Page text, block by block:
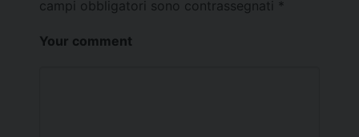
campi obbligatori sono contrassegnati *
Your comment